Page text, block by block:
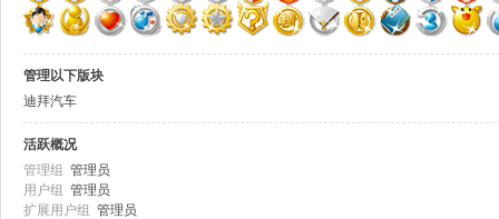
管理以下版块
迪拜汽车
活跃概况
管理组 管理员
用户组 管理员
扩展用户组 管理员